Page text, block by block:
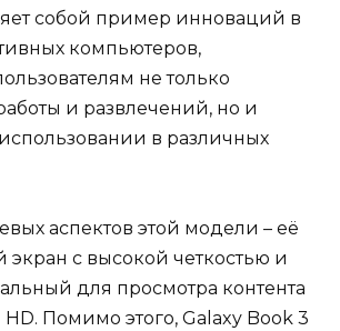
собой пример инноваций в
компьютеров,
не только
и развлечений, но и
в различных
аспектов этой модели – её
с высокой четкостью и
для просмотра контента
Помимо этого, Galaxy Book 3